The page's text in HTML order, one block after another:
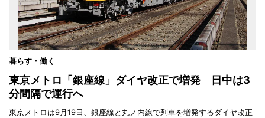
暮らす・働く
東京メトロ「銀座線」ダイヤ改正で増発 日中は3
分間隔で運行へ
東京メトロは9月19日、銀座線と丸ノ内線で列車を増発するダイヤ改正